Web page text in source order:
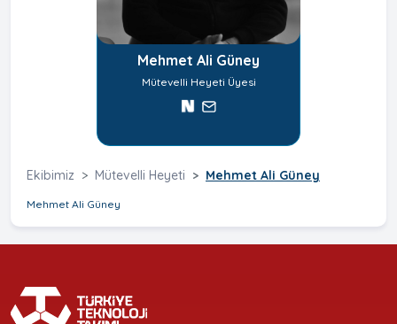
Mehmet Ali Güney
Mütevelli Heyeti Üyesi
Ekibimiz Mütevelli Heyeti Mehmet Ali Güney
Mehmet Ali Güney